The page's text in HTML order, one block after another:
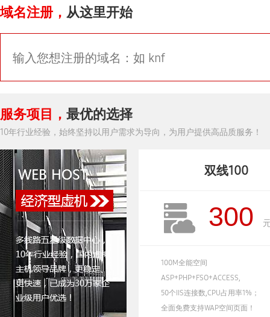
域名注册， 从这里开始
服务项目， 最优的选择
10年行业经验，始终坚持以用户需求为导向，为用户提供高品质服务！
双线100
300
100M全能空间
ASP+PHP+FSO+ACCESS,
50个IIS连接数,CPU占用率1%；
全面免费支持WAP空间页面！